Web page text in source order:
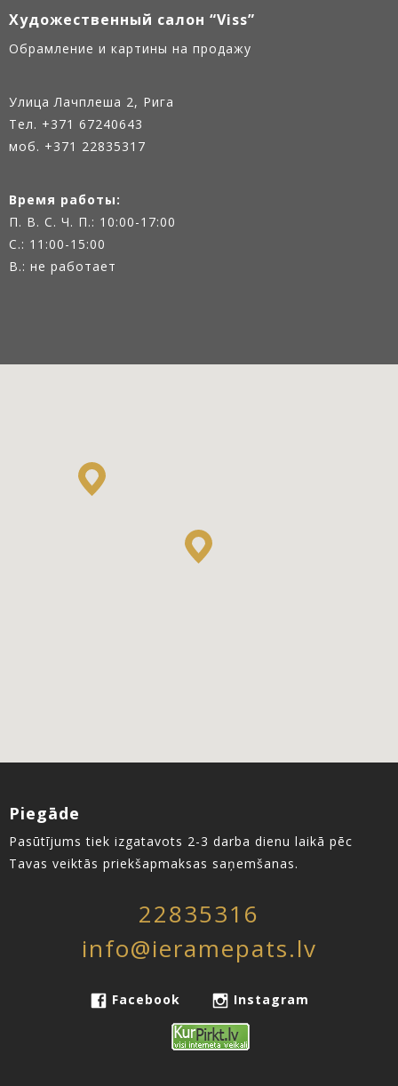
Художественный салон “Viss”
Oбрамление и картины на продажу
Улица Лачплеша 2, Рига
Тел. +371 67240643
моб. +371 22835317
Время работы:
П. В. С. Ч. П.: 10:00-17:00
С.: 11:00-15:00
В.: не работает
Piegāde
Pasūtījums tiek izgatavots 2-3 darba dienu laikā pēc
Tavas veiktās priekšapmaksas saņemšanas.
22835316
info@ieramepats.lv
Facebook Instagram